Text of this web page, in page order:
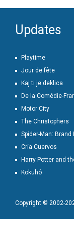
Updates
Playtime
Jour de fête
Kaj ti je deklica
De la Comédie-
Motor City
The Christophers
Spider-Man: Brand
Cría Cuervos
Harry Potter and
Kokuhô
Copyright © 2002-